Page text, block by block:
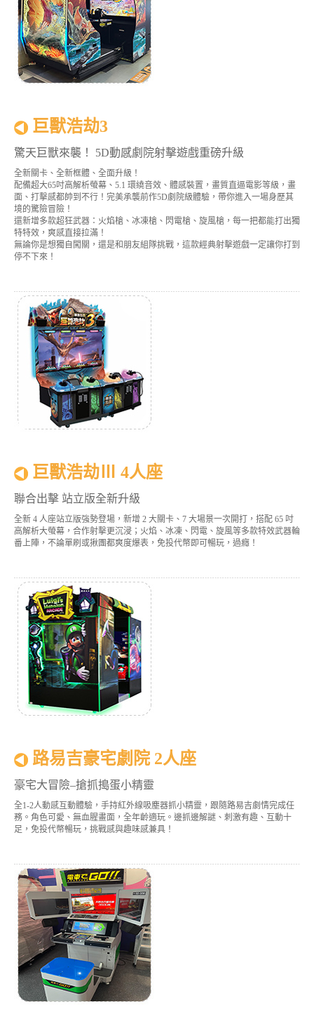
巨獸浩劫3
驚天巨獸來襲！ 5D動感劇院射擊遊戲重磅升級
全新關卡、全新框體、全面升級！
配備超大65吋高解析螢幕、5.1 環繞音效、體感裝置，畫質直逼電影等級，畫
面、打擊感都帥到不行！完美承襲前作5D劇院級體驗，帶你進入一場身歷其
境的驚險冒險！
還新增多款超狂武器：火焰槍、冰凍槍、閃電槍、旋風槍，每一把都能打出獨
特特效，爽感直接拉滿！
無論你是想獨自闖關，還是和朋友組隊挑戰，這款經典射擊遊戲一定讓你打到
停不下來！
巨獸浩劫Ⅲ 4人座
聯合出擊 站立版全新升級
全新 4 人座站立版強勢登場，新增 2 大關卡、7 大場景一次開打，搭配 65 吋
高解析大螢幕，合作射擊更沉浸；火焰、冰凍、閃電、旋風等多款特效武器輪
番上陣，不論單刷或揪團都爽度爆表，免投代幣即可暢玩，過癮！
路易吉豪宅劇院 2人座
豪宅大冒險–搶抓搗蛋小精靈
全1-2人動感互動體驗，手持紅外線吸塵器抓小精靈，跟隨路易吉劇情完成任
務。角色可愛、無血腥畫面，全年齡適玩。邊抓邊解謎、刺激有趣、互動十
足，免投代幣暢玩，挑戰感與趣味感兼具！